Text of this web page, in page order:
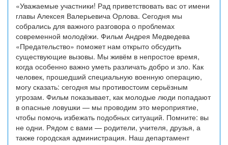
«Уважаемые участники! Рад приветствовать вас от имени
главы Алексея Валерьевича Орлова. Сегодня мы
собрались для важного разговора о проблемах
современной молодёжи. Фильм Андрея Медведева
«Предательство» поможет нам открыто обсудить
существующие вызовы. Мы живём в непростое время,
когда особенно важно уметь различать добро и зло. Как
человек, прошедший специальную военную операцию,
могу сказать: сегодня мы противостоим серьёзным
угрозам. Фильм показывает, как молодые люди попадают
в опасные ловушки — мы проводим это мероприятие,
чтобы помочь избежать подобных ситуаций. Помните: вы
не одни. Рядом с вами — родители, учителя, друзья, а
также городская администрация. Наш департамент